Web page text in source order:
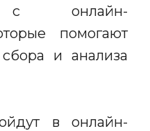
с онлайн-
помогают
и анализа
в онлайн-